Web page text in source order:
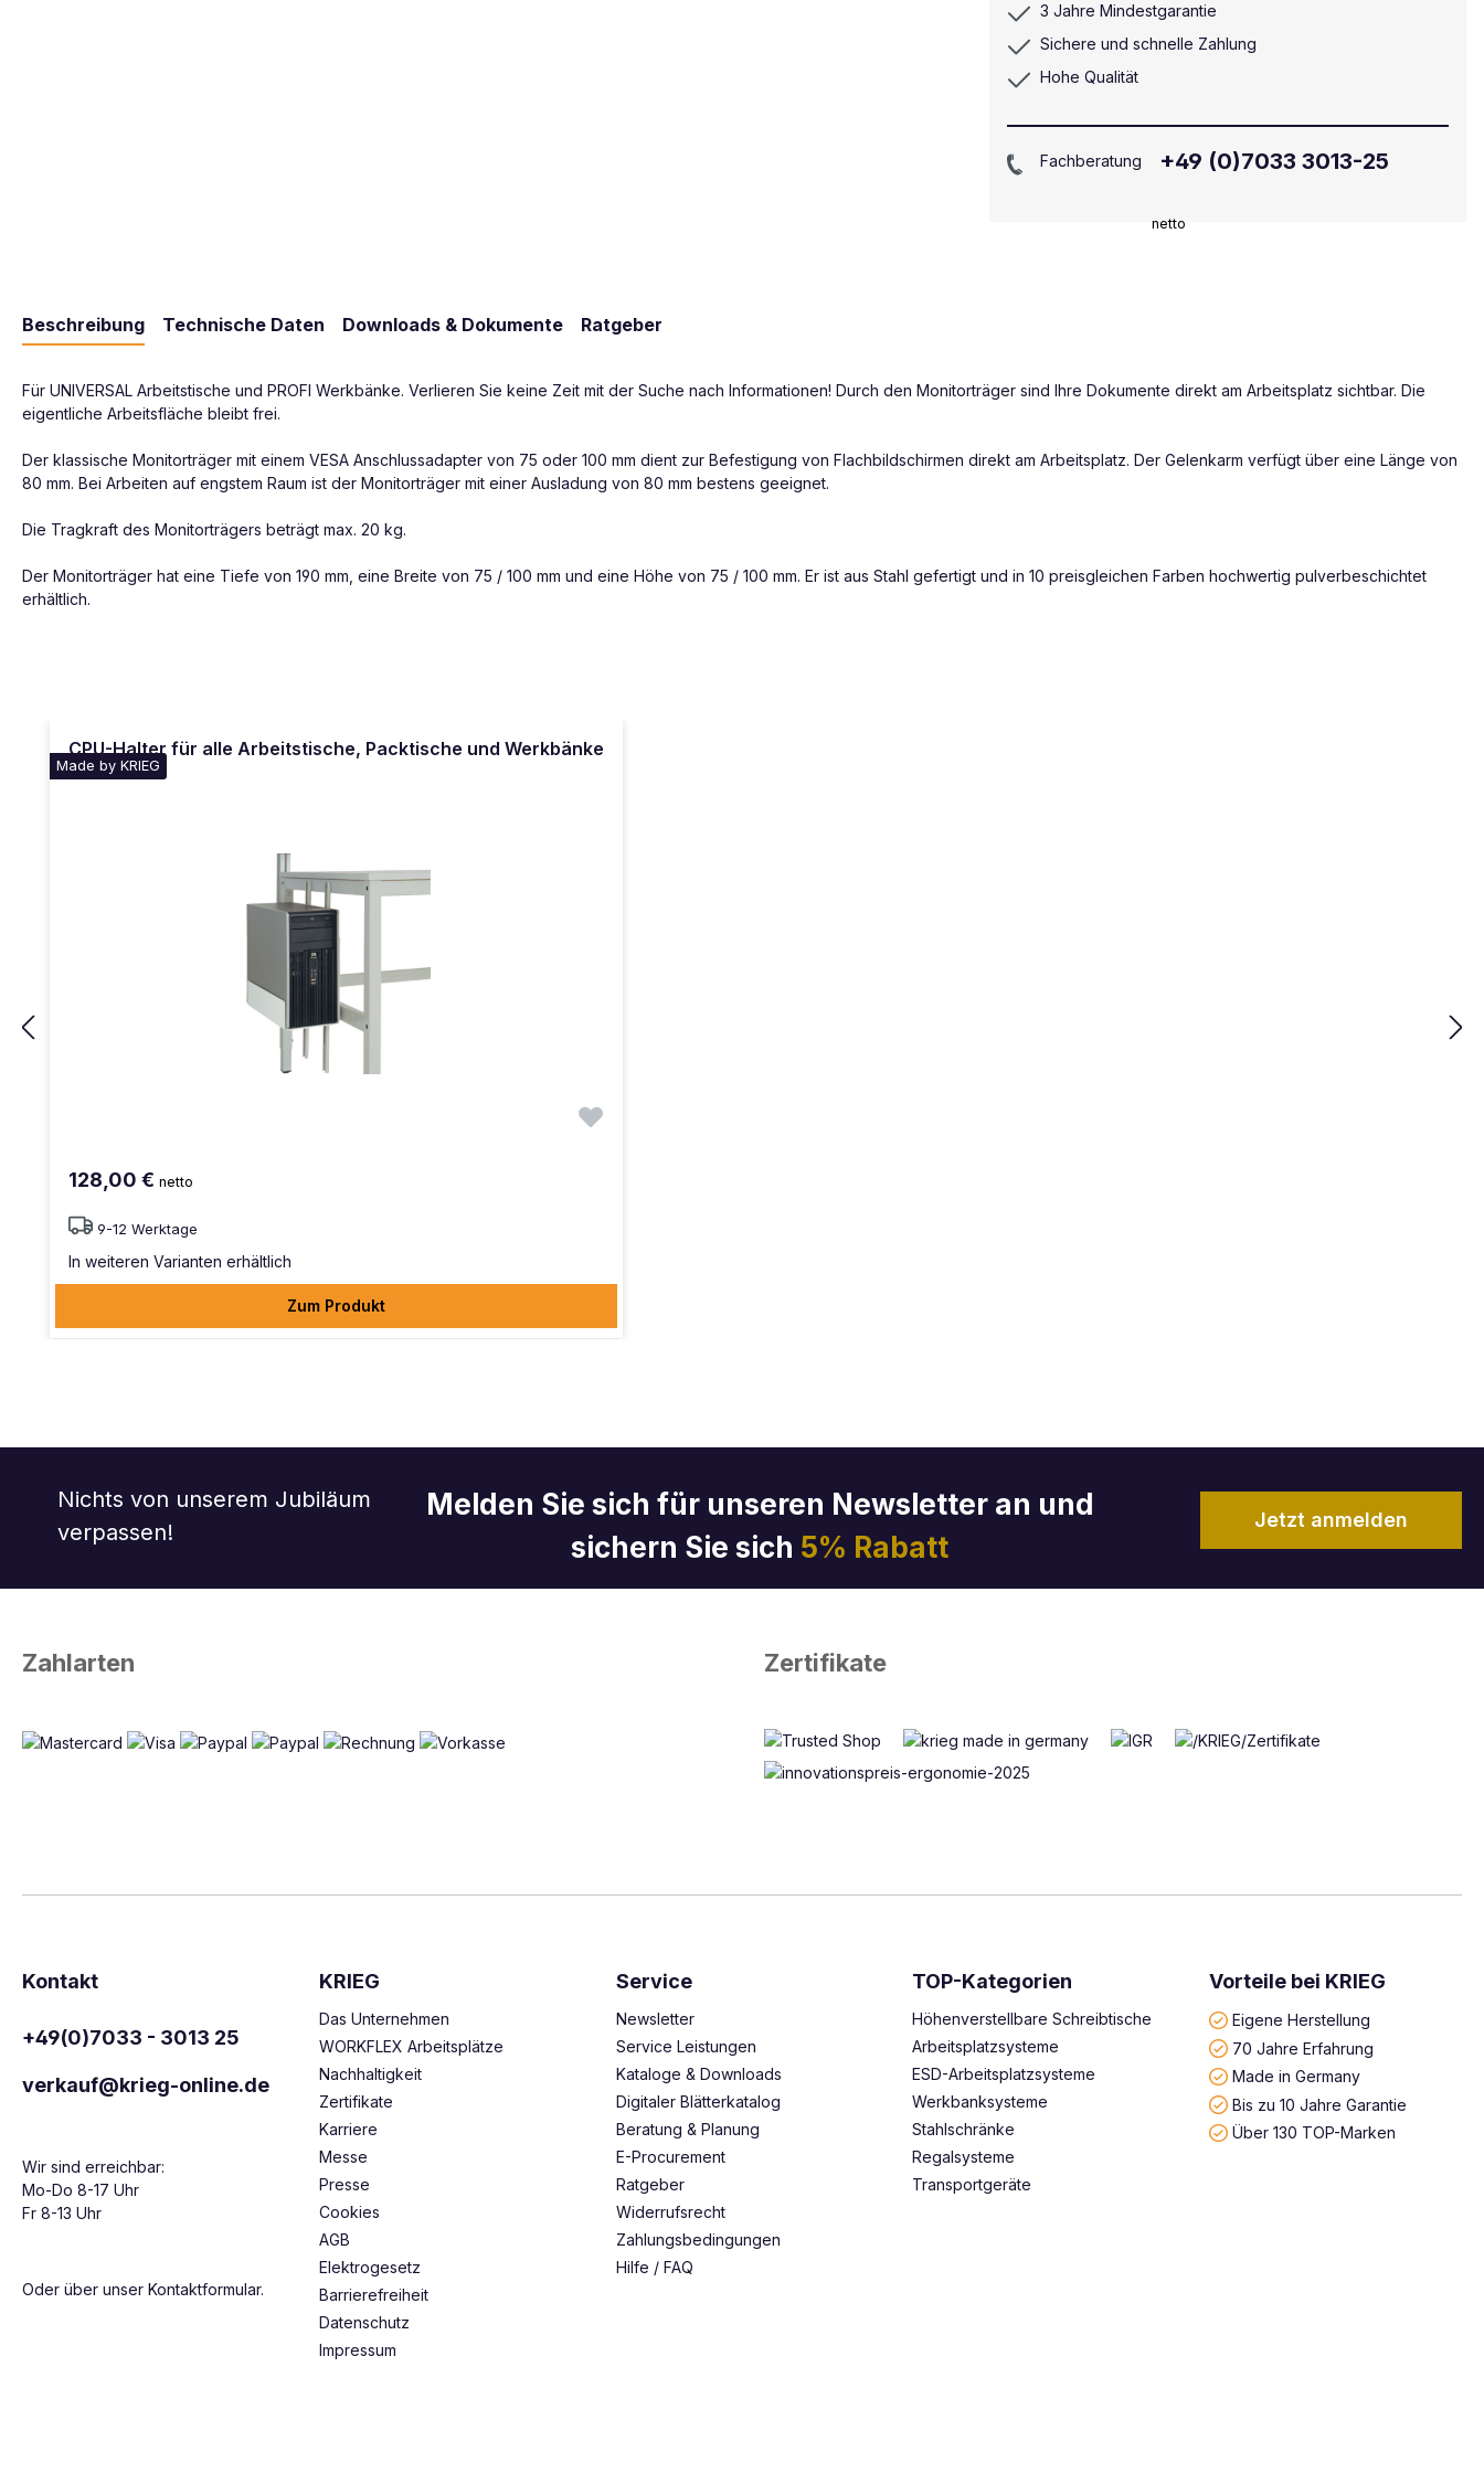
netto
3 Jahre Mindestgarantie
Sichere und schnelle Zahlung
Hohe Qualität
Fachberatung +49 (0)7033 3013-25
Beschreibung Technische Daten Downloads & Dokumente Ratgeber
Für UNIVERSAL Arbeitstische und PROFI Werkbänke. Verlieren Sie keine Zeit mit der Suche nach Informationen! Durch den Monitorträger sind Ihre Dokumente direkt am Arbeitsplatz sichtbar. Die
eigentliche Arbeitsfläche bleibt frei.
Der klassische Monitorträger mit einem VESA Anschlussadapter von 75 oder 100 mm dient zur Befestigung von Flachbildschirmen direkt am Arbeitsplatz. Der Gelenkarm verfügt über eine Länge von
80 mm. Bei Arbeiten auf engstem Raum ist der Monitorträger mit einer Ausladung von 80 mm bestens geeignet.
Die Tragkraft des Monitorträgers beträgt max. 20 kg.
Der Monitorträger hat eine Tiefe von 190 mm, eine Breite von 75 / 100 mm und eine Höhe von 75 / 100 mm. Er ist aus Stahl gefertigt und in 10 preisgleichen Farben hochwertig pulverbeschichtet
erhältlich.
Made by KRIEG
CPU-Halter für alle Arbeitstische, Packtische und Werkbänke
128,00 € netto
9-12 Werktage
In weiteren Varianten erhältlich
Zum Produkt
Nichts von unserem Jubiläum
verpassen!
Melden Sie sich für unseren Newsletter an und
sichern Sie sich 5% Rabatt
Jetzt anmelden
Zahlarten Zertifikate
Kontakt
+49(0)7033 - 3013 25
verkauf@krieg-online.de
Wir sind erreichbar:
Mo-Do 8-17 Uhr
Fr 8-13 Uhr
Oder über unser Kontaktformular.
KRIEG
Das Unternehmen
WORKFLEX Arbeitsplätze
Nachhaltigkeit
Zertifikate
Karriere
Messe
Presse
Cookies
AGB
Elektrogesetz
Barrierefreiheit
Datenschutz
Impressum
Service
Newsletter
Service Leistungen
Kataloge & Downloads
Digitaler Blätterkatalog
Beratung & Planung
E-Procurement
Ratgeber
Widerrufsrecht
Zahlungsbedingungen
Hilfe / FAQ
TOP-Kategorien
Höhenverstellbare Schreibtische
Arbeitsplatzsysteme
ESD-Arbeitsplatzsysteme
Werkbanksysteme
Stahlschränke
Regalsysteme
Transportgeräte
Vorteile bei KRIEG
Eigene Herstellung
70 Jahre Erfahrung
Made in Germany
Bis zu 10 Jahre Garantie
Über 130 TOP-Marken